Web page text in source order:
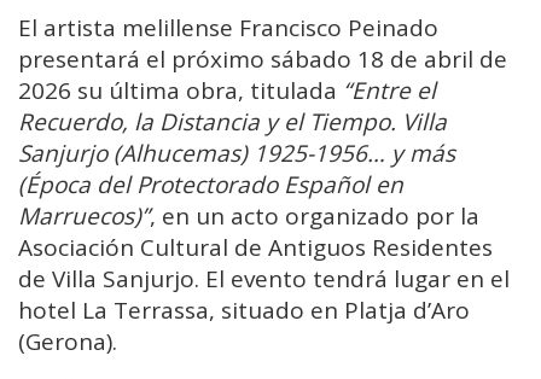
El artista melillense Francisco Peinado
presentará el próximo sábado 18 de abril de
2026 su última obra, titulada “Entre el
Recuerdo, la Distancia y el Tiempo. Villa
Sanjurjo (Alhucemas) 1925-1956… y más
(Época del Protectorado Español en
Marruecos)”, en un acto organizado por la
Asociación Cultural de Antiguos Residentes
de Villa Sanjurjo. El evento tendrá lugar en el
hotel La Terrassa, situado en Platja d’Aro
(Gerona).